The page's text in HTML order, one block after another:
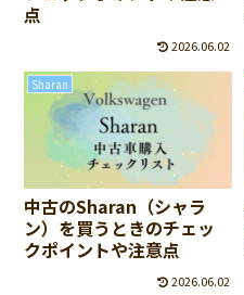
点
2026.06.02
Sharan
中古のSharan（シャラ
ン）を買うときのチェッ
クポイントや注意点
2026.06.02